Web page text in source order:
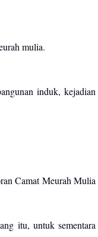
mulia.
induk, kejadian
Camat Meurah Mulia
itu, untuk sementara